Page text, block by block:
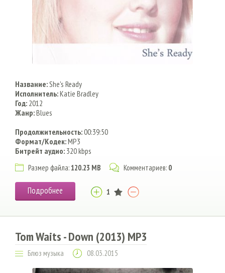
Название:She's Ready
Исполнитель:Katie Bradley
Год: 2012
Жанр:Blues
Продолжительность:00:39:50
Формат/Кодек:MP3
Битрейт аудио: 320 kbps
Размер файла:120.23 MB Комментариев: 0
Подробнее 1
Tom Waits - Down (2013) MP3
Блюз музыка 08.03.2015